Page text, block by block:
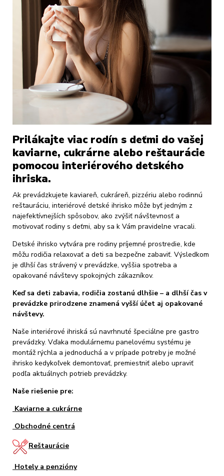
Prilákajte viac rodín s deťmi do vašej
kaviarne, cukrárne alebo reštaurácie
pomocou interiérového detského
ihriska.
Ak prevádzkujete kaviareň, cukráreň, pizzériu alebo rodinnú
reštauráciu, interiérové detské ihrisko môže byť jedným z
najefektívnejších spôsobov, ako zvýšiť návštevnosť a
motivovať rodiny s deťmi, aby sa k Vám pravidelne vracali.
Detské ihrisko vytvára pre rodiny príjemné prostredie, kde
môžu rodičia relaxovať a deti sa bezpečne zabaviť. Výsledkom
je dlhší čas strávený v prevádzke, vyššia spotreba a
opakované návštevy spokojných zákazníkov.
Keď sa deti zabavia, rodičia zostanú dlhšie – a dlhší čas v
prevádzke prirodzene znamená vyšší účet aj opakované
návštevy.
Naše interiérové ihriská sú navrhnuté špeciálne pre gastro
prevádzky. Vďaka modulárnemu panelovému systému je
montáž rýchla a jednoduchá a v prípade potreby je možné
ihrisko kedykoľvek demontovať, premiestniť alebo upraviť
podľa aktuálnych potrieb prevádzky.
Naše riešenie pre:
Kaviarne a cukrárne
Obchodné centrá
Reštaurácie
Hotely a penzióny